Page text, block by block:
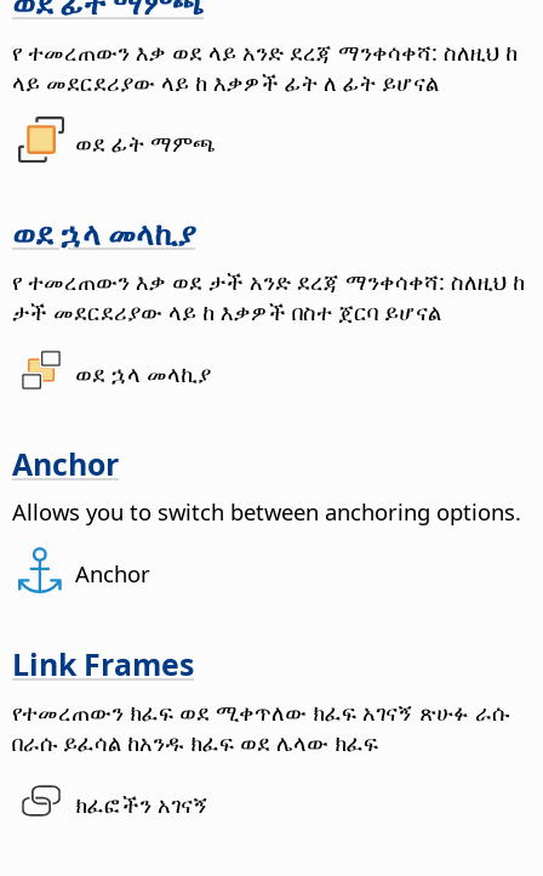
የ ተመረጠውን እቃ ወደ ላይ አንድ ደረጃ ማንቀሳቀሻ: ስለዚህ ከ
ላይ መደርደሪያው ላይ ከ እቃዎች ፊት ለ ፊት ይሆናል
ወደ ፊት ማምጫ
ወደ ኋላ መላኪያ
የ ተመረጠውን እቃ ወደ ታች አንድ ደረጃ ማንቀሳቀሻ: ስለዚህ ከ
ታች መደርደሪያው ላይ ከ እቃዎች በስተ ጀርባ ይሆናል
ወደ ኋላ መላኪያ
Anchor
Allows you to switch between anchoring options.
Anchor
Link Frames
የተመረጠውን ክፈፍ ወደ ሚቀጥለው ክፈፍ አገናኝ ጽሁፉ ራሱ
በራሱ ይፈሳል ከአንዱ ክፈፍ ወደ ሌላው ክፈፍ
ክፈፎችን አገናኝ